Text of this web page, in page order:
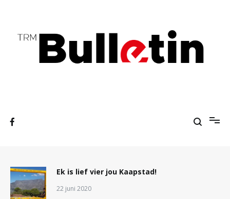
inhoud
Ek is lief vier jou Kaapstad!
22 juni 2020